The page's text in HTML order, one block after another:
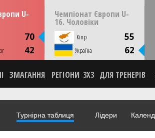
U-
70
42
13:30 Чемпіонат Європи U-
16. Чоловіки
Кіпр 55
Україна 62
СУБОТУ 08 серпня 22:00
Скоп'є, Пів. Македонія
НОВИНА
ВІДЕО
ЗМАГАННЯ РЕГІОНИ 3X3 ДЛЯ ТРЕНЕРІВ
Турнірна таблиця Лідери